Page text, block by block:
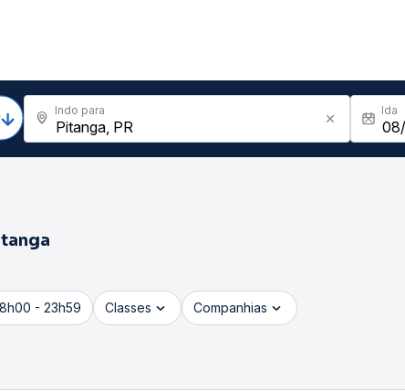
Indo para Ida
- 23h59 Classes Companhias